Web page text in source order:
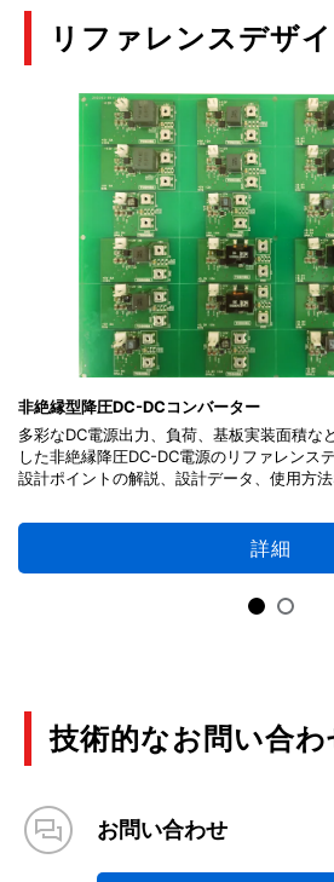
リファレンスデザ
非絶縁型降圧DC-DCコンバーター
多彩なDC電源出力、負荷、基板実装面積な
した非絶縁降圧DC-DC電源のリファレンス
設計ポイントの解説、設計データ、使用方法
詳細
技術的なお問い合わ
お問い合わせ